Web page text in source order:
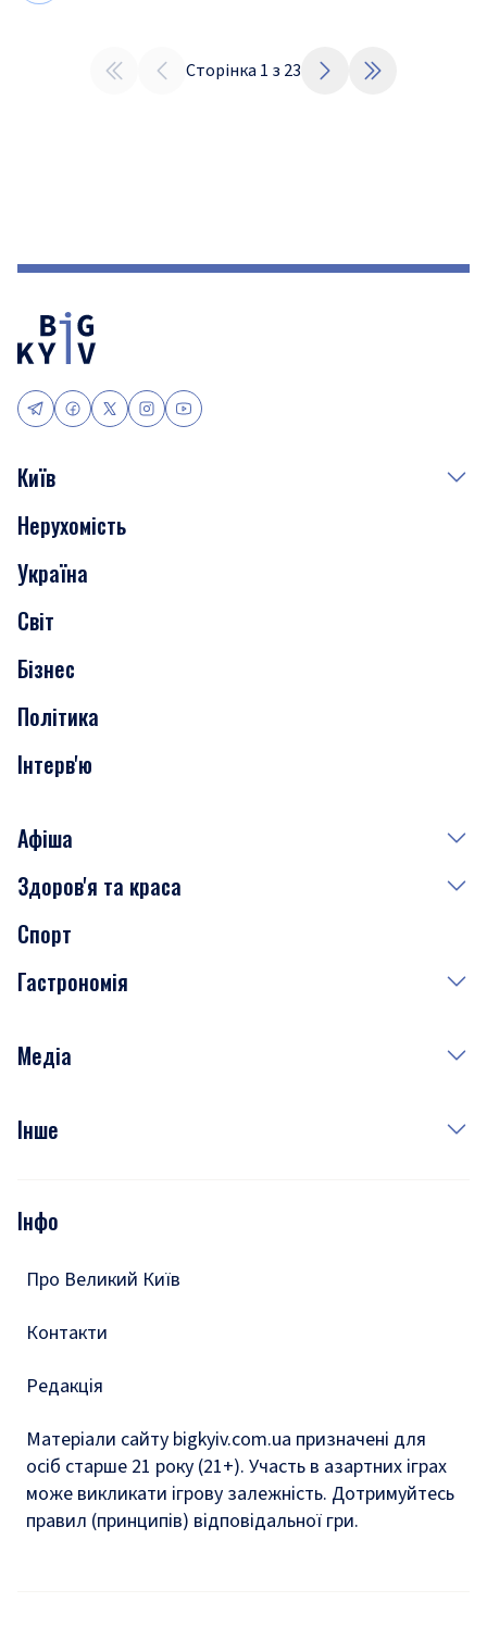
Сторінка 1 з 23
Київ
Події
Скандали
Нерухомість
Транспорт
Нерухомість
Україна
Світ
Бізнес
Політика
Інтерв'ю
Афіша
Сьогодні
Завтра
Субота
Здоров'я та краса
Медицина
Краса
Спорт
Гастрономія
Рецепти
Медіа
Фото
Подкасти
Інше
Тести
Інфо
Про Великий Київ
Контакти
Редакція
Матеріали сайту bigkyiv.com.ua призначені для
осіб старше 21 року (21+). Участь в азартних іграх
може викликати ігрову залежність. Дотримуйтесь
правил (принципів) відповідальної гри.